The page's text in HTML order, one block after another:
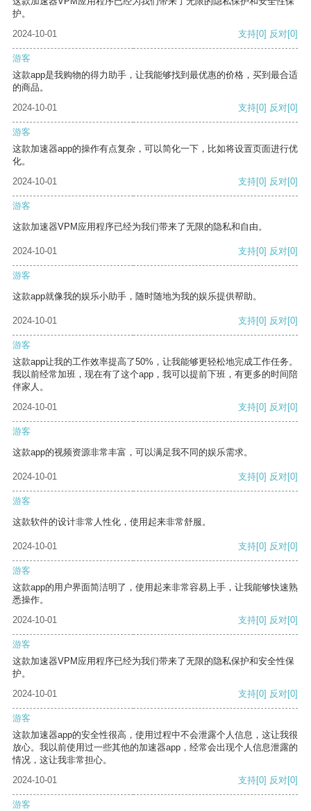
护。
2024-10-01
支持[0] 反对[0]
游客
这款app是我购物的得力助手，让我能够找到最优惠的价格，买到最合适
的商品。
2024-10-01
支持[0] 反对[0]
游客
这款加速器app的操作有点复杂，可以简化一下，比如将设置页面进行优
化。
2024-10-01
支持[0] 反对[0]
游客
这款加速器VPM应用程序已经为我们带来了无限的隐私和自由。
2024-10-01 支持[0] 反对[0]
游客
这款app就像我的娱乐小助手，随时随地为我的娱乐提供帮助。
2024-10-01 支持[0] 反对[0]
游客
这款app让我的工作效率提高了50%，让我能够更轻松地完成工作任务。
我以前经常加班，现在有了这个app，我可以提前下班，有更多的时间陪
伴家人。
2024-10-01
支持[0] 反对[0]
游客
这款app的视频资源非常丰富，可以满足我不同的娱乐需求。
2024-10-01 支持[0] 反对[0]
游客
这款软件的设计非常人性化，使用起来非常舒服。
2024-10-01 支持[0] 反对[0]
游客
这款app的用户界面简洁明了，使用起来非常容易上手，让我能够快速熟
悉操作。
2024-10-01
支持[0] 反对[0]
游客
这款加速器VPM应用程序已经为我们带来了无限的隐私保护和安全性保
护。
2024-10-01
支持[0] 反对[0]
游客
这款加速器app的安全性很高，使用过程中不会泄露个人信息，这让我很
放心。我以前使用过一些其他的加速器app，经常会出现个人信息泄露的
情况，这让我非常担心。
2024-10-01
支持[0] 反对[0]
游客